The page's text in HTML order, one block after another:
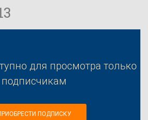
для просмотра только
подписчикам
ПОДПИСКУ